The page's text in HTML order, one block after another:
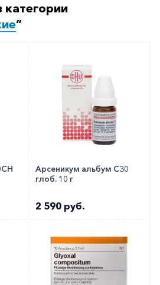
”
Арсеникум альбум C30
глоб. 10 г
2 590 руб.